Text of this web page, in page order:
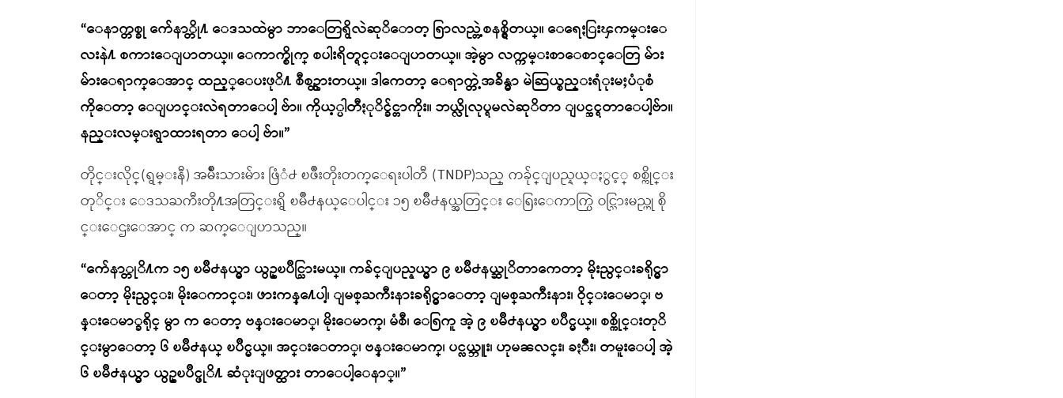
“ေနာက္တစ္ခု က်ေနာ္တို႔ ေဒသထဲမွာ ဘာေတြရွိလဲဆုိောတ့ ရြာလည္တဲ့စနစ္ရွိတယ္။ ေရေႏြးၾကမ္းေ
လးနဲ႔ စကားေျပာတယ္။ ေကာက္စိုက္ စပါးရိတ္ရင္းေျပာတယ္။ အဲ့မွာ လက္ကမ္းစာေစာင္ေတြ မ်ား
မ်ားေရာက္ေအာင္ ထည့္ေပးဖုိ႔ စီစဥ္ထားတယ္။ ဒါကေတာ့ ေရာက္တဲ့အခ်ိန္မွာ မဲဆြယ္စည္းရံုးမႈပံုစံ
ကိုေတာ့ ေျပာင္းလဲရတာေပါ့ ဗ်ာ။ ကိုယ့္ပါတီႏုိင္ခ်င္တာကိုး။ ဘယ္လိုလုပ္ရမလဲဆုိတာ ျပင္ဆင္ရတာေပါ့ဗ်ာ။
နည္းလမ္းရွာထားရတာ ေပါ့ ဗ်ာ။”
တိုင္းလိုင္(ရွမ္းနီ) အမ်ိဳးသားမ်ား ဖြံံ႕ ၿဖိဳးတိုးတက္ေရးပါတီ (TNDP)သည္ ကခ်ုင္ျပည္နယ္ႏွင့္ စစ္ကိုင္း
တုိင္း ေဒသႀကီးတို႔အတြင္းရွိ ၿမိဳ႕နယ္ေပါင္း ၁၅ ၿမိဳ႕နယ္အတြင္း ေရြးေကာက္ပြဲ ဝင္သြားမည္ဟု စို
င္းေဌးေအာင္ က ဆက္ေျပာသည္။
“က်ေနာ္တုိ႔က ၁၅ ၿမိဳ႕နယ္မွာ ယွဥ္ၿပိဳင္သြားမယ္။ ကခ်င္ျပည္နယ္မွာ ၉ ၿမိဳ႕နယ္ဆုိတာကေတာ့ မိုးညွင္းခရိုင္မွာ
ေတာ့ မိုးညွင္း၊ မိုးေကာင္း၊ ဖားကန္႔ေပါ့၊ ျမစ္ႀကီးနားခရိုင္မွာေတာ့ ျမစ္ႀကီးနား၊ ဝိုင္းေမာ္၊ ဗ
န္းေမာ္ခရိုင္ မွာ က ေတာ့ ဗန္းေမာ္၊ မိုးေမာက္၊ မံစီ၊ ေရြကူ အဲ့ ၉ ၿမိဳ႕နယ္မွာ ၿပိဳင္မယ္။ စစ္ကိုင္းတုိ
င္းမွာေတာ့ ၆ ၿမိဳ႕နယ္ ၿပိဳင္မယ္။ အင္းေတာ္၊ ဗန္းေမာက္၊ ပင္လယ္ဘူး၊ ဟုမၼလင္း၊ ခႏၱီး၊ တမူးေပါ့ အဲ့
၆ ၿမိဳ႕နယ္မွာ ယွဥ္ၿပိဳင္ဖုိ႔ ဆံုးျဖတ္ထား တာေပါ့ေနာ္။”